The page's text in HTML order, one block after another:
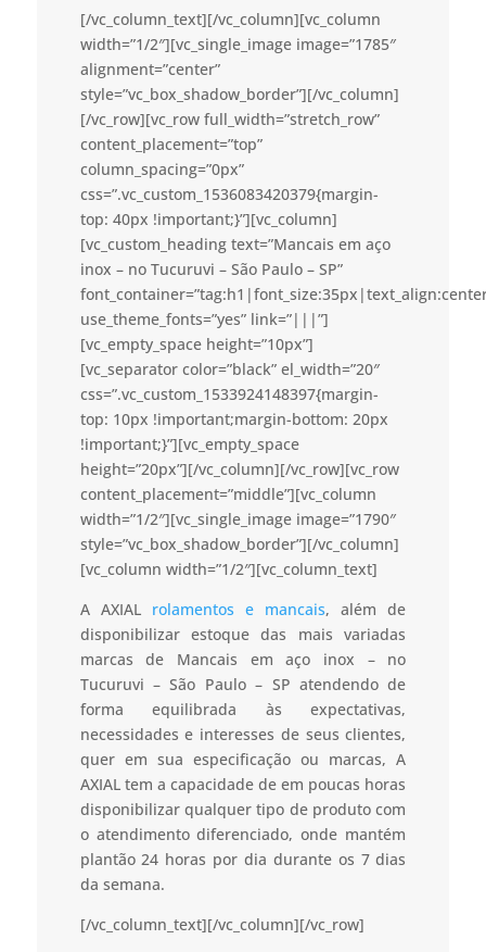
[/vc_column_text][/vc_column][vc_column
width=”1/2″][vc_single_image image=”1785″
alignment=”center”
style=”vc_box_shadow_border”][/vc_column]
[/vc_row][vc_row full_width=”stretch_row”
content_placement=”top”
column_spacing=”0px”
css=”.vc_custom_1536083420379{margin-
top: 40px !important;}”][vc_column]
[vc_custom_heading text=”Mancais em aço
inox – no Tucuruvi – São Paulo – SP”
use_theme_fonts=”yes” link=”|||”]
[vc_empty_space height=”10px”]
[vc_separator color=”black” el_width=”20″
css=”.vc_custom_1533924148397{margin-
top: 10px !important;margin-bottom: 20px
!important;}”][vc_empty_space
height=”20px”][/vc_column][/vc_row][vc_row
content_placement=”middle”][vc_column
width=”1/2″][vc_single_image image=”1790″
style=”vc_box_shadow_border”][/vc_column]
[vc_column width=”1/2″][vc_column_text]
A AXIAL rolamentos e mancais, além de
disponibilizar estoque das mais variadas
marcas de Mancais em aço inox – no
Tucuruvi – São Paulo – SP atendendo de
forma equilibrada às expectativas,
necessidades e interesses de seus clientes,
quer em sua especificação ou marcas, A
AXIAL tem a capacidade de em poucas horas
disponibilizar qualquer tipo de produto com
o atendimento diferenciado, onde mantém
plantão 24 horas por dia durante os 7 dias
da semana.
[/vc_column_text][/vc_column][/vc_row]